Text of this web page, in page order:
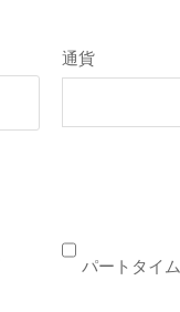
通貨
パートタイム